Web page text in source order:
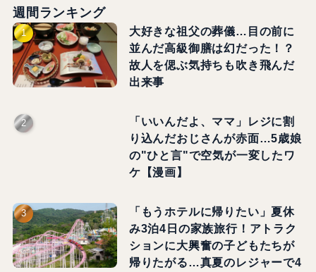
週間ランキング
大好きな祖父の葬儀…目の前に
並んだ高級御膳は幻だった！？
故人を偲ぶ気持ちも吹き飛んだ
出来事
「いいんだよ、ママ」レジに割
り込んだおじさんが赤面…5歳娘
の"ひと言"で空気が一変したワ
ケ【漫画】
「もうホテルに帰りたい」夏休
み3泊4日の家族旅行！アトラク
ションに大興奮の子どもたちが
帰りたがる…真夏のレジャーで4